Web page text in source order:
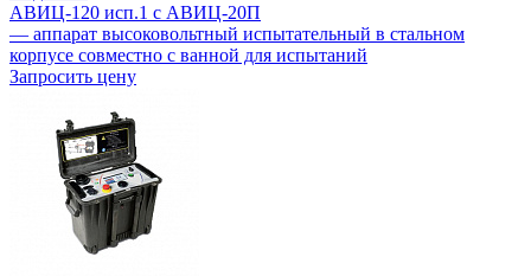
АВИЦ-120 исп.1 c АВИЦ-20П
— аппарат высоковольтный испытательный в стальном
корпусе совместно с ванной для испытаний
Запросить цену